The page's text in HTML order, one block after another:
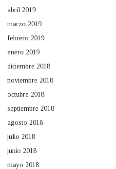
abril 2019
marzo 2019
febrero 2019
enero 2019
diciembre 2018
noviembre 2018
octubre 2018
septiembre 2018
agosto 2018
julio 2018
junio 2018
mayo 2018